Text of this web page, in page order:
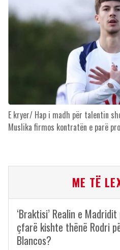
E kryer/ Hap i madh për talentin
Muslika firmos kontratën e parë
ME TË
‘Braktisi’ Realin e
çfarë kishte thënë Rodri
Blancos?